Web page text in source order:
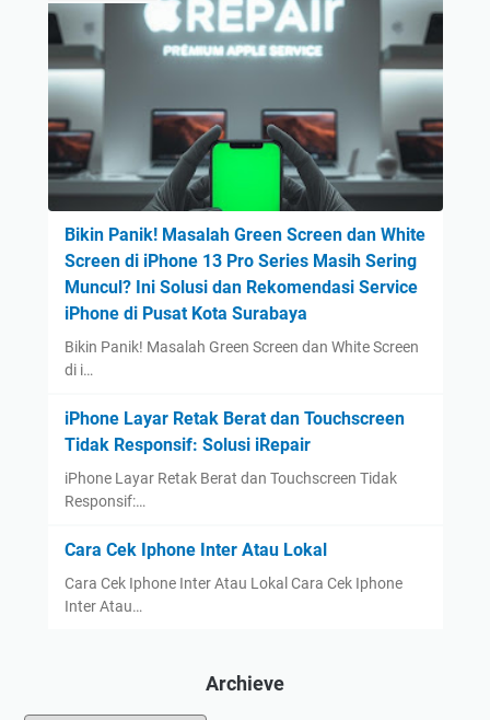
Bikin Panik! Masalah Green Screen dan White
Screen di iPhone 13 Pro Series Masih Sering
Muncul? Ini Solusi dan Rekomendasi Service
iPhone di Pusat Kota Surabaya
Bikin Panik! Masalah Green Screen dan White Screen
di i…
iPhone Layar Retak Berat dan Touchscreen
Tidak Responsif: Solusi iRepair
iPhone Layar Retak Berat dan Touchscreen Tidak
Responsif:…
Cara Cek Iphone Inter Atau Lokal
Cara Cek Iphone Inter Atau Lokal Cara Cek Iphone
Inter Atau…
Archieve